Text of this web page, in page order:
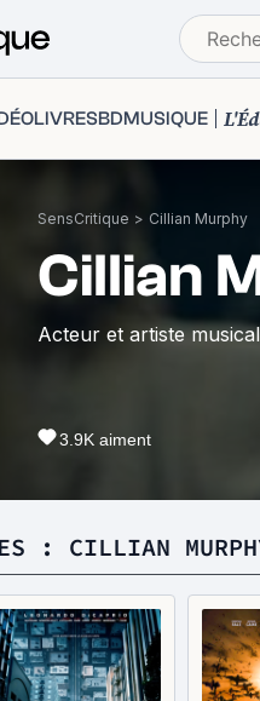
LIVRESBDMUSIQUE
SensCritique > Cillian Murphy
Cillian
Acteur et artiste
3.9K aiment
: CILLIAN